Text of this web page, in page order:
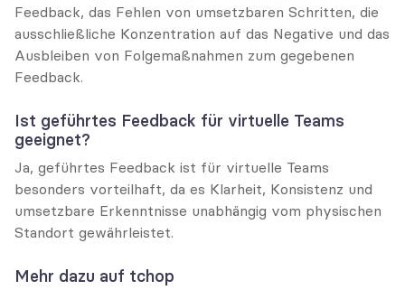
Feedback, das Fehlen von umsetzbaren Schritten, die
ausschließliche Konzentration auf das Negative und das
Ausbleiben von Folgemaßnahmen zum gegebenen
Feedback.
Ist geführtes Feedback für virtuelle Teams
geeignet?
Ja, geführtes Feedback ist für virtuelle Teams
besonders vorteilhaft, da es Klarheit, Konsistenz und
umsetzbare Erkenntnisse unabhängig vom physischen
Standort gewährleistet.
Mehr dazu auf tchop